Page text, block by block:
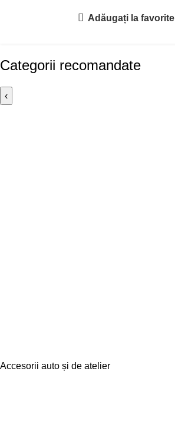
Adăugați la favorite
Categorii recomandate
‹
Accesorii auto și de atelier